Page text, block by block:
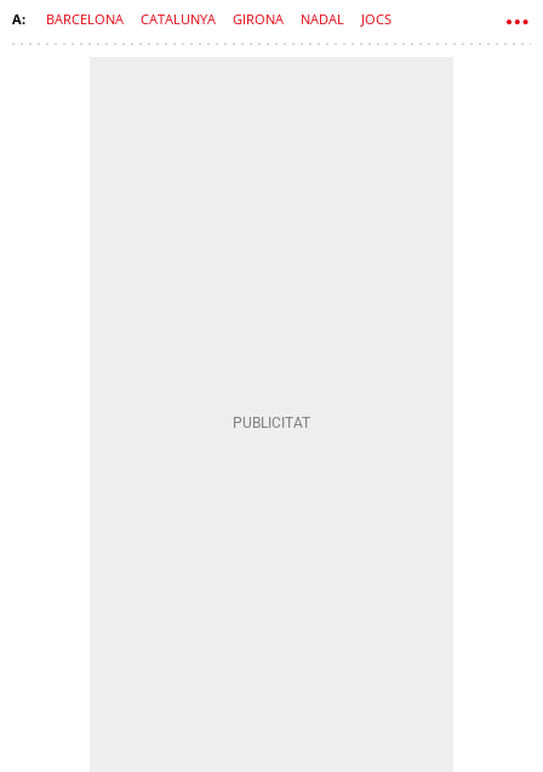
BARCELONA CATALUNYA GIRONA NADAL JOCS